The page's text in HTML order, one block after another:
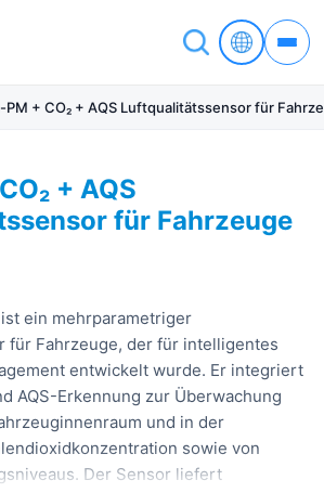
PM + CO₂ + AQS Luftqualitätssensor für
+ AQS
für Fahrzeuge
ein mehrparametriger
für Fahrzeuge, der für intelligentes
entwickelt wurde. Er integriert
AQS-Erkennung zur Überwachung
und in der
sowie von
Der Sensor liefert